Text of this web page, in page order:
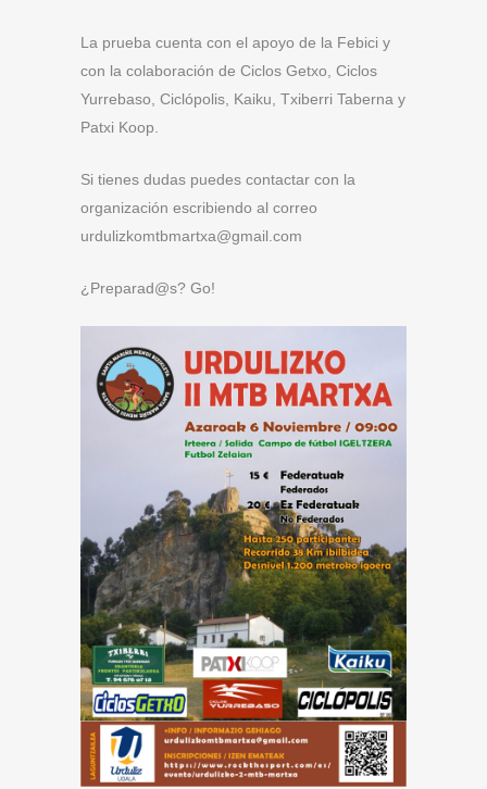
La prueba cuenta con el apoyo de la Febici y
con la colaboración de Ciclos Getxo, Ciclos
Yurrebaso, Ciclópolis, Kaiku, Txiberri Taberna y
Patxi Koop.
Si tienes dudas puedes contactar con la
organización escribiendo al correo
urdulizkomtbmartxa@gmail.com
¿Preparad@s? Go!